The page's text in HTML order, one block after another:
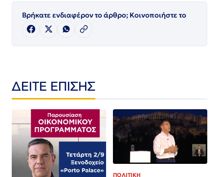
Βρήκατε ενδιαφέρον το άρθρο; Κοινοποιήστε το
ΔΕΙΤΕ ΕΠΙΣΗΣ
ΠΟΛΙΤΙΚΗ